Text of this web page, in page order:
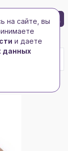
0
на сайте, вы
и даете
данных